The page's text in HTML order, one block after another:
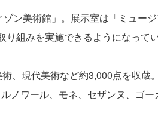
ン美術館」。展示室は「ミュー
組みを実施できるようになってい
、現代美術など約3,000点を収蔵
ノワール、モネ、セザンヌ、ゴ